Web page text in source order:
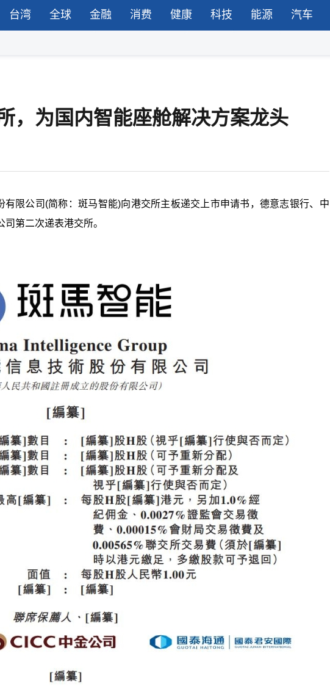
台湾 全球 金融 消费 健康 科技 能源 汽车
，为国内智能座舱解决方案龙头
限公司(简称：斑马智能)向港交所主板递交上市申请书，德意志银行、中
第二次递表港交所。